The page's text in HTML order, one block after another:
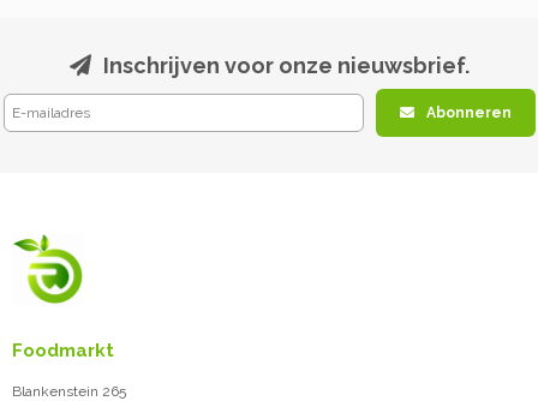
Inschrijven voor onze nieuwsbrief.
Abonneren
Foodmarkt
Blankenstein 265